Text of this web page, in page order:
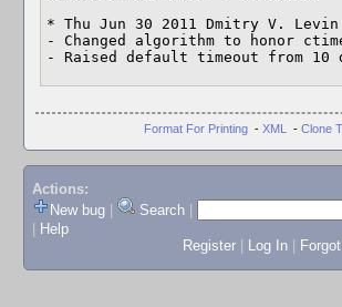
* Thu Jun 30 2011 Dmitry V.
- Changed algorithm to honor
- Raised default timeout from
Format For Printing - XML - Clone
Actions:
New bug
Search
Help
Register
Log In